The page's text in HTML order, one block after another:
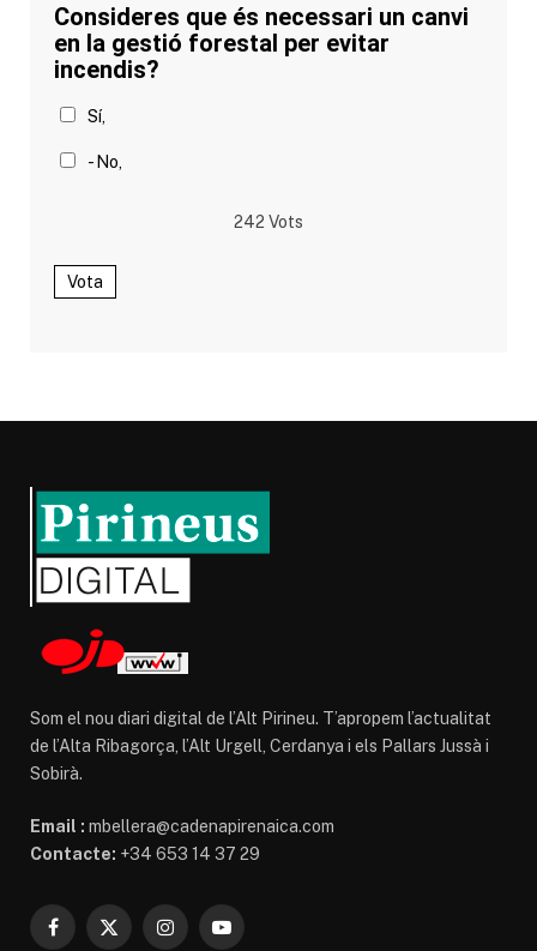
Consideres que és necessari un canvi
en la gestió forestal per evitar
incendis?
Sí,
- No,
242 Vots
Vota
Som el nou diari digital de l’Alt Pirineu. T’apropem l’actualitat
de l’Alta Ribagorça, l’Alt Urgell, Cerdanya i els Pallars Jussà i
Sobirà.
Email : mbellera@cadenapirenaica.com
Contacte: +34 653 14 37 29
Facebook
X
InstagramYouTube